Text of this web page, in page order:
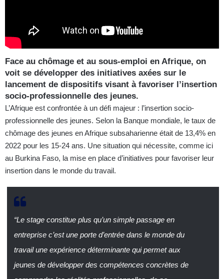
Face au chômage et au sous-emploi en Afrique, on
voit se développer des initiatives axées sur le
lancement de dispositifs visant à favoriser l’insertion
socio-professionnelle des jeunes.
L’Afrique est confrontée à un défi majeur : l’insertion socio-
professionnelle des jeunes. Selon la Banque mondiale, le taux de
chômage des jeunes en Afrique subsaharienne était de 13,4% en
2022 pour les 15-24 ans. Une situation qui nécessite, comme ici
au Burkina Faso, la mise en place d’initiatives pour favoriser leur
insertion dans le monde du travail.
“Le stage constitue plus qu’un simple passage en
entreprise c’est une porte d’entrée dans le monde du
travail une expérience déterminante qui permet aux
jeunes de développer des compétences concrètes de